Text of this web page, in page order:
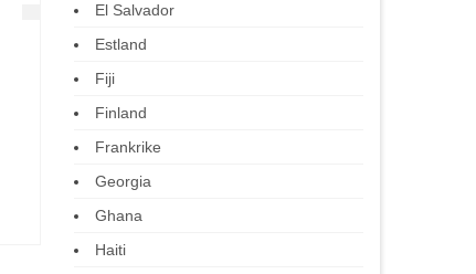
El Salvador
Estland
Fiji
Finland
Frankrike
Georgia
Ghana
Haiti